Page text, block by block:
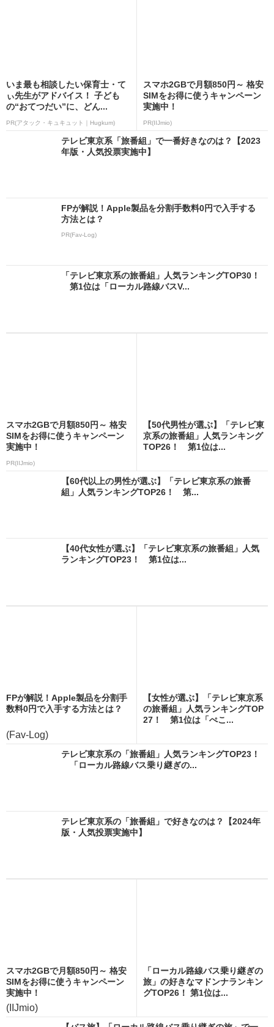
いま最も相談したい保育士・て
ぃ先生がアドバイス！ 子ども
の“おてつだい”に、どん...
PR(アタック・キュキュット｜Hugkum)
スマホ2GBで月額850円～ 格安
SIMをお得に使うキャンペーン
実施中！
PR(IIJmio)
テレビ東京系「旅番組」で一番好きなのは？【2023
年版・人気投票実施中】
FPが解説！Apple製品を分割手数料0円で入手する
方法とは？
PR(Fav-Log)
「テレビ東京系の旅番組」人気ランキングTOP30！
第1位は「ローカル路線バスV...
スマホ2GBで月額850円～ 格安
SIMをお得に使うキャンペーン
実施中！
PR(IIJmio)
【50代男性が選ぶ】「テレビ東
京系の旅番組」人気ランキング
TOP26！ 第1位は...
【60代以上の男性が選ぶ】「テレビ東京系の旅番
組」人気ランキングTOP26！ 第...
【40代女性が選ぶ】「テレビ東京系の旅番組」人気
ランキングTOP23！ 第1位は...
FPが解説！Apple製品を分割手
数料0円で入手する方法とは？
(Fav-Log)
【女性が選ぶ】「テレビ東京系
の旅番組」人気ランキングTOP
27！ 第1位は「ぺこ...
テレビ東京系の「旅番組」人気ランキングTOP23！
「ローカル路線バス乗り継ぎの...
テレビ東京系の「旅番組」で好きなのは？【2024年
版・人気投票実施中】
スマホ2GBで月額850円～ 格安
SIMをお得に使うキャンペーン
実施中！
(IIJmio)
「ローカル路線バス乗り継ぎの
旅」の好きなマドンナランキン
グTOP26！ 第1位は...